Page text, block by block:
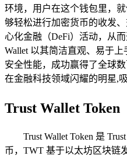
环境，用户在这个钱包里，
够轻松进行加密货币的收发
心化金融（DeFi）活动，从
Wallet 以其简洁直观、易于
安全性能，成功赢得了全球
在金融科技领域闪耀的明星,
Trust Wallet Token
Trust Wallet Token 是
币，TWT 基于以太坊区块链